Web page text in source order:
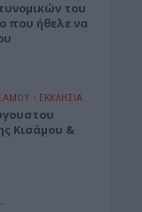
του
που ήθελε να
• ΕΚΚΛΗΣΙΑ
Κισάμου &
•